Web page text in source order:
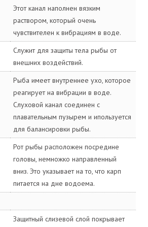
Этот канал наполнен вязким
раствором, который очень
чувствителен к вибрациям в воде.
Служит для защиты тела рыбы от
внешних воздействий.
Рыба имеет внутреннее ухо, которое
реагирует на вибрации в воде.
Слуховой канал соединен с
плавательным пузырем и ипользуется
для балансировки рыбы.
Рот рыбы расположен посредине
головы, немножко направленный
вниз. Это указывает на то, что карп
питается на дне водоема.
Защитный слизевой слой покрывает